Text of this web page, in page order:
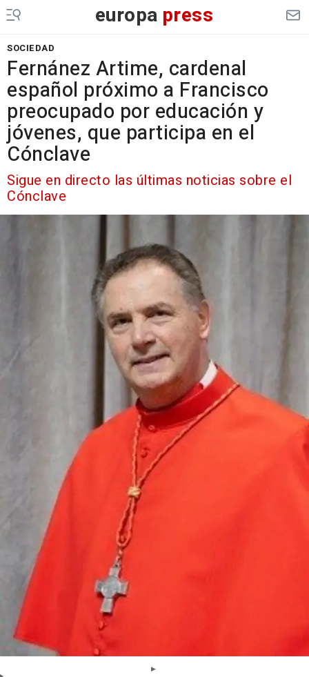
europa press
SOCIEDAD
Fernánez Artime, cardenal
español próximo a Francisco
preocupado por educación y
jóvenes, que participa en el
Cónclave
Sigue en directo las últimas noticias sobre el
Cónclave